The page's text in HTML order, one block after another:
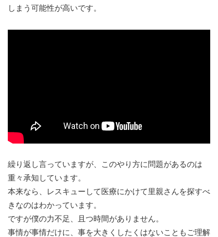
しまう可能性が高いです。
繰り返し言っていますが、このやり方に問題があるのは
重々承知しています。
本来なら、レスキューして医療にかけて里親さんを探すべ
きなのはわかっています。
ですが僕の力不足、且つ時間がありません。
事情が事情だけに、事を大きくしたくはないこともご理解